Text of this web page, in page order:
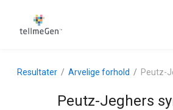
Resultater Arvelige forhold Peutz-
Peutz-Jeghers